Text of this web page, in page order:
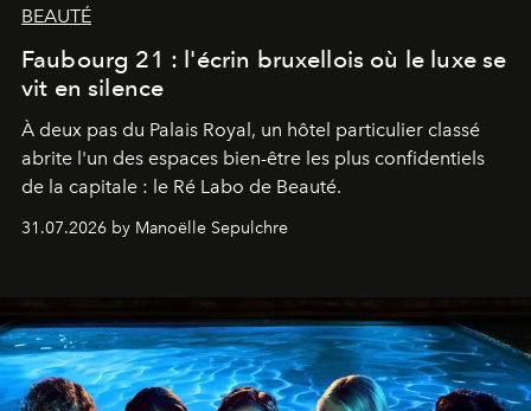
BEAUTÉ
Faubourg 21 : l'écrin bruxellois où le luxe se
vit en silence
À deux pas du Palais Royal, un hôtel particulier classé
abrite l'un des espaces bien-être les plus confidentiels
de la capitale : le Ré Labo de Beauté.
31.07.2026 by Manoëlle Sepulchre